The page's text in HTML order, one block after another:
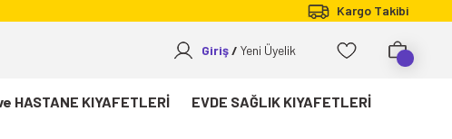
Kargo Takibi
Giriş Yeni Üyelik
HASTANE KIYAFETLERİ EVDE SAĞLIK KIYAFETLERİ